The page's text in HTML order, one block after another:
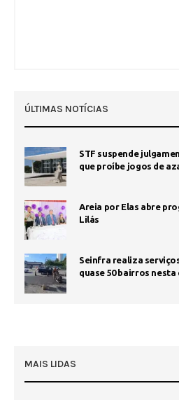
ÚLTIMAS NOTÍCIAS
STF suspende
que proíbe jogos de
Areia por Elas abre
Lilás
Seinfra realiza
quase 50 bairros
MAIS LIDAS